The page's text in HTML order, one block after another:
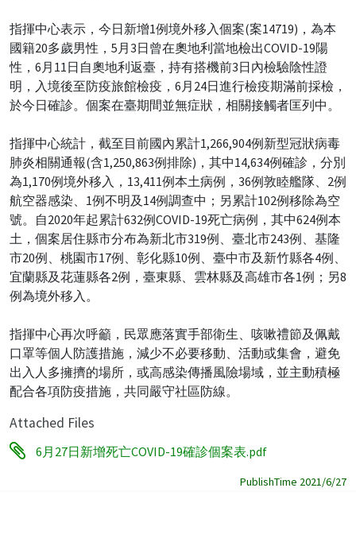
指揮中心表示，今日新增1例境外移入個案(案14719)，為本
國籍20多歲男性，5月3日曾在奧地利當地檢出COVID-19陽
性，6月11日自奧地利返臺，持有搭機前3日內檢驗陰性證
明，入境後至防疫旅館檢疫，6月24日進行檢疫期滿前採檢，
於今日確診。個案在臺期間並無症狀，相關接觸者匡列中。
指揮中心統計，截至目前國內累計1,266,904例新型冠狀病毒
肺炎相關通報(含1,250,863例排除)，其中14,634例確診，分別
為1,170例境外移入，13,411例本土病例，36例敦睦艦隊、2例
航空器感染、1例不明及14例調查中；另累計102例移除為空
號。自2020年起累計632例COVID-19死亡病例，其中624例本
土，個案居住縣市分布為新北市319例、臺北市243例、基隆
市20例、桃園市17例、彰化縣10例、臺中市及新竹縣各4例、
宜蘭縣及花蓮縣各2例，臺東縣、雲林縣及高雄市各1例；另8
例為境外移入。
指揮中心再次呼籲，民眾應落實手部衛生、咳嗽禮節及佩戴
口罩等個人防護措施，減少不必要移動、活動或集會，避免
出入人多擁擠的場所，或高感染傳播風險場域，並主動積極
配合各項防疫措施，共同嚴守社區防線。
Attached Files
6月27日新增死亡COVID-19確診個案表.pdf
PublishTime 2021/6/27